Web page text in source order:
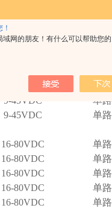
域网的朋友！有什么可以帮助您的
输入电压
9-45VDC 单路
单路
9-45VDC 单路
9-45VDC 单路
16-80VDC 单路
16-80VDC 单路
16-80VDC 单路
16-80VDC 单路
16-80VDC 单路